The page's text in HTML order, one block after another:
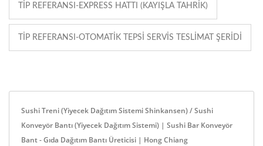
TIP REFERANSI-EXPRESS HATTI (KAYIŞLA TAHRIK)
TIP REFERANSI-OTOMATIK TEPSI SERVIS TESLIMAT ŞERIDI
Sushi Treni (Yiyecek Dağıtım Sistemi Shinkansen) / Sushi
Konveyör Bantı (Yiyecek Dağıtım Sistemi) | Sushi Bar Konveyör
Bant - Gıda Dağıtım Bantı Üreticisi | Hong Chiang